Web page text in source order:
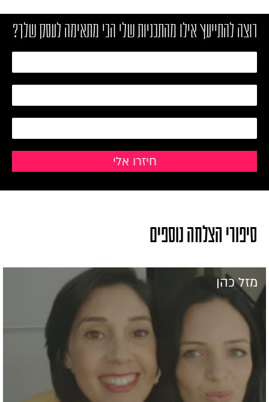
רוצה להתייעץ אילו מהתכניות שלי הכי מתאימה לעסק שלך?
סיפורי הצלחה נוספים
מזל כהן